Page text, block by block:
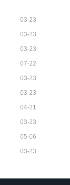
03-23
03-23
03-23
07-22
03-23
03-23
04-21
03-23
05-06
03-23